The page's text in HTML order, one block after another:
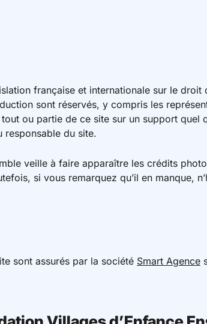
française et internationale sur le droit
sont réservés, y compris les
ou partie de ce site sur un support quel
responsable du site.
veille à faire apparaître les crédits
si vous remarquez qu’il en manque,
sont assurés par la société Smart Agence